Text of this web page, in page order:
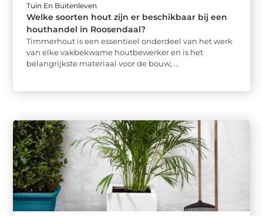
Tuin En Buitenleven
Welke soorten hout zijn er beschikbaar bij een
houthandel in Roosendaal?
Timmerhout is een essentieel onderdeel van het werk
van elke vakbekwame houtbewerker en is het
belangrijkste materiaal voor de bouw, ...